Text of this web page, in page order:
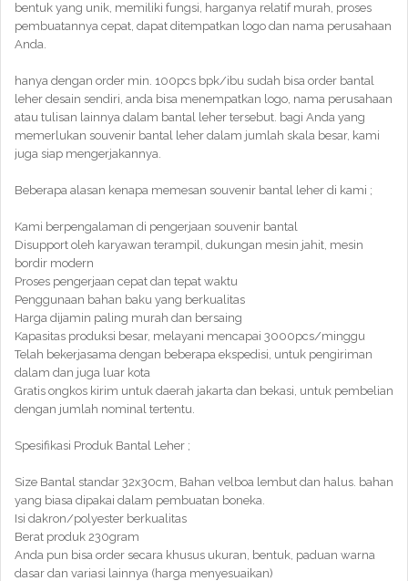
bentuk yang unik, memiliki fungsi, harganya relatif murah, proses
pembuatannya cepat, dapat ditempatkan logo dan nama perusahaan
Anda.
hanya dengan order min. 100pcs bpk/ibu sudah bisa order bantal
leher desain sendiri, anda bisa menempatkan logo, nama perusahaan
atau tulisan lainnya dalam bantal leher tersebut. bagi Anda yang
memerlukan souvenir bantal leher dalam jumlah skala besar, kami
juga siap mengerjakannya.
Beberapa alasan kenapa memesan souvenir bantal leher di kami ;
Kami berpengalaman di pengerjaan souvenir bantal
Disupport oleh karyawan terampil, dukungan mesin jahit, mesin
bordir modern
Proses pengerjaan cepat dan tepat waktu
Penggunaan bahan baku yang berkualitas
Harga dijamin paling murah dan bersaing
Kapasitas produksi besar, melayani mencapai 3000pcs/minggu
Telah bekerjasama dengan beberapa ekspedisi, untuk pengiriman
dalam dan juga luar kota
Gratis ongkos kirim untuk daerah jakarta dan bekasi, untuk pembelian
dengan jumlah nominal tertentu.
Spesifikasi Produk Bantal Leher ;
Size Bantal standar 32x30cm, Bahan velboa lembut dan halus. bahan
yang biasa dipakai dalam pembuatan boneka.
Isi dakron/polyester berkualitas
Berat produk 230gram
Anda pun bisa order secara khusus ukuran, bentuk, paduan warna
dasar dan variasi lainnya (harga menyesuaikan)